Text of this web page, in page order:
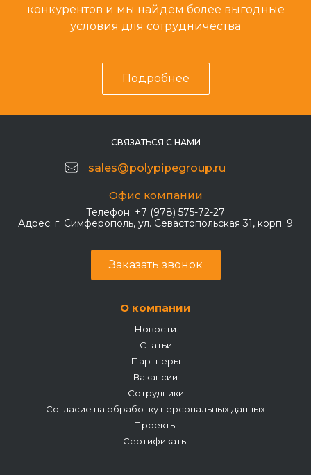
конкурентов и мы найдем более выгодные
условия для сотрудничества
Подробнее
СВЯЗАТЬСЯ С НАМИ
sales@polypipegroup.ru
Офис компании
Телефон: +7 (978) 575-72-27
Адрес: г. Симферополь, ул. Севастопольская 31, корп. 9
Заказать звонок
О компании
Новости
Статьи
Партнеры
Вакансии
Сотрудники
Согласие на обработку персональных данных
Проекты
Сертификаты